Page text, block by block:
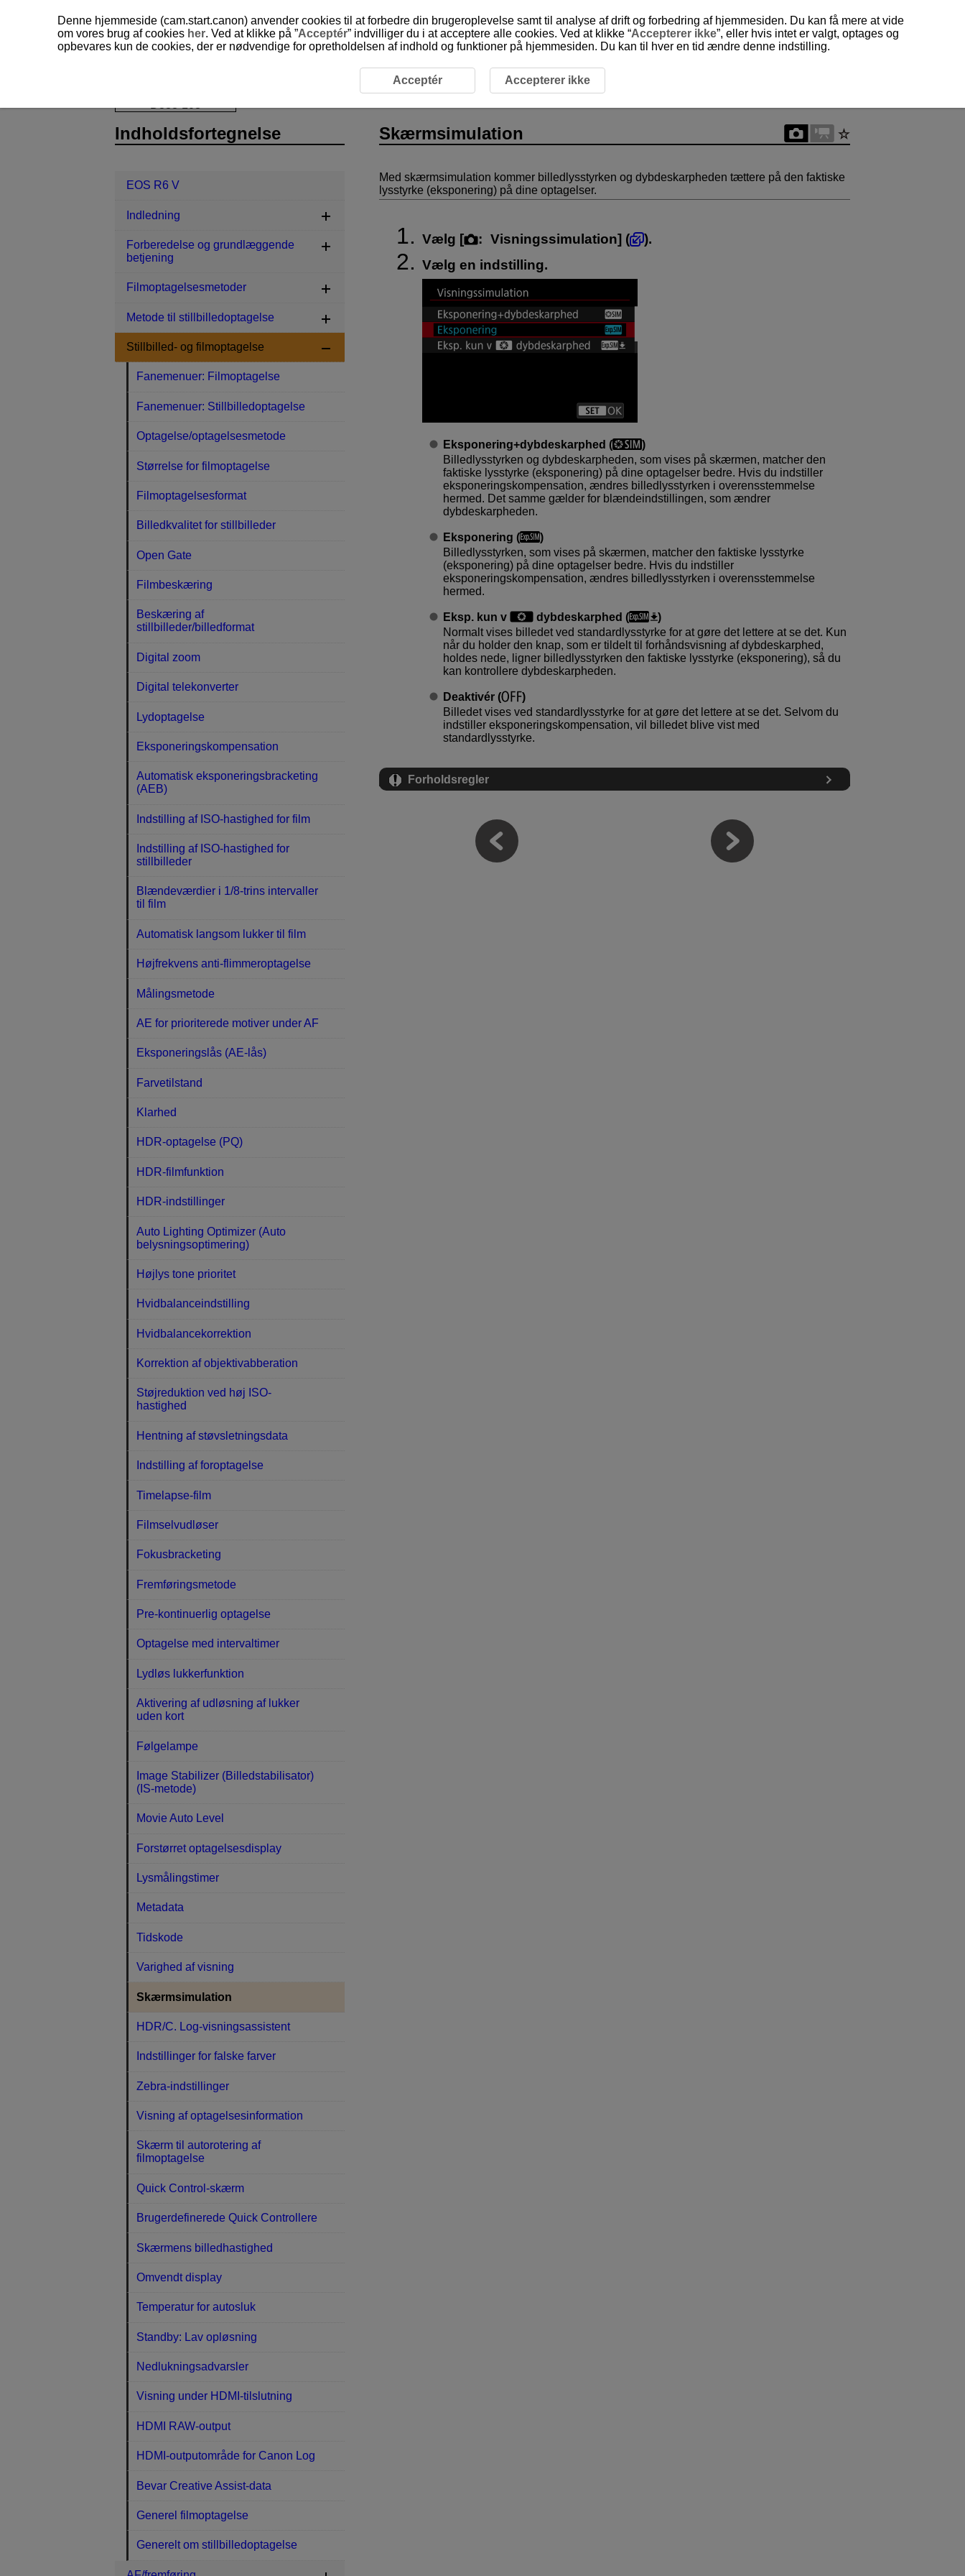
Skærmsimulation
Skærmsimulation
Med skærmsimulation kommer billedlysstyrken og dybdeskarpheden tættere på den faktiske
lysstyrke (eksponering) på dine optagelser.
Vælg [ : Visningssimulation] (
).
Vælg en indstilling.
Eksponering+dybdeskarphed (
)
Billedlysstyrken og dybdeskarpheden, som vises på skærmen, matcher den
faktiske lysstyrke (eksponering) på dine optagelser bedre. Hvis du indstiller
eksponeringskompensation, ændres billedlysstyrken i overensstemmelse
hermed. Det samme gælder for blændeindstillingen, som ændrer
dybdeskarpheden.
Eksponering (
)
Billedlysstyrken, som vises på skærmen, matcher den faktiske lysstyrke
(eksponering) på dine optagelser bedre. Hvis du indstiller
eksponeringskompensation, ændres billedlysstyrken i overensstemmelse
hermed.
Eksp. kun v dybdeskarphed (
)
Normalt vises billedet ved standardlysstyrke for at gøre det lettere at se det. Kun
når du holder den knap, som er tildelt til forhåndsvisning af dybdeskarphed,
holdes nede, ligner billedlysstyrken den faktiske lysstyrke (eksponering), så du
kan kontrollere dybdeskarpheden.
Deaktivér(
)
Billedet vises ved standardlysstyrke for at gøre det lettere at se det. Selvom du
indstiller eksponeringskompensation, vil billedet blive vist med
standardlysstyrke.
Forholdsregler
Indholdsfortegnelse
EOS R6 V
Indledning
Forberedelse og grundlæggende
betjening
Filmoptagelsesmetoder
Metode til stillbilledoptagelse
Stillbilled- og filmoptagelse
Fanemenuer: Filmoptagelse
Fanemenuer: Stillbilledoptagelse
Optagelse/optagelsesmetode
Størrelse for filmoptagelse
Filmoptagelsesformat
Billedkvalitet for stillbilleder
Open Gate
Filmbeskæring
Beskæring af
stillbilleder/billedformat
Digital zoom
Digital telekonverter
Lydoptagelse
Eksponeringskompensation
Automatisk eksponeringsbracketing
(AEB)
Indstilling af ISO-hastighed for film
Indstilling af ISO-hastighed for
stillbilleder
Blændeværdier i 1/8-trins intervaller
til film
Automatisk langsom lukker til film
Højfrekvens anti-flimmeroptagelse
Målingsmetode
AE for prioriterede motiver under AF
Eksponeringslås (AE-lås)
Farvetilstand
Klarhed
HDR-optagelse (PQ)
HDR-filmfunktion
HDR-indstillinger
Auto Lighting Optimizer (Auto
belysningsoptimering)
Højlys tone prioritet
Hvidbalanceindstilling
Hvidbalancekorrektion
Korrektion af objektivabberation
Støjreduktion ved høj ISO-
hastighed
Hentning af støvsletningsdata
Indstilling af foroptagelse
Timelapse-film
Filmselvudløser
Fokusbracketing
Fremføringsmetode
Pre-kontinuerlig optagelse
Optagelse med intervaltimer
Lydløs lukkerfunktion
Aktivering af udløsning af lukker
uden kort
Følgelampe
Image Stabilizer (Billedstabilisator)
(IS-metode)
Movie Auto Level
Forstørret optagelsesdisplay
Lysmålingstimer
Metadata
Tidskode
Varighed af visning
Skærmsimulation
HDR/C. Log-visningsassistent
Indstillinger for falske farver
Zebra-indstillinger
Visning af optagelsesinformation
Skærm til autorotering af
filmoptagelse
Quick Control-skærm
Brugerdefinerede Quick Controllere
Skærmens billedhastighed
Omvendt display
Temperatur for autosluk
Standby: Lav opløsning
Nedlukningsadvarsler
Visning under HDMI-tilslutning
HDMI RAW-output
HDMI-outputområde for Canon Log
Bevar Creative Assist-data
Generel filmoptagelse
Generelt om stillbilledoptagelse
Denne hjemmeside (cam.start.canon) anvender cookies til at forbedre din brugeroplevelse samt til analyse af drift og forbedring af hjemmesiden. Du kan få mere at vide
om vores brug af cookies her. Ved at klikke på ”Acceptér” indvilliger du i at acceptere alle cookies. Ved at klikke “Accepterer ikke”, eller hvis intet er valgt, optages og
opbevares kun de cookies, der er nødvendige for opretholdelsen af indhold og funktioner på hjemmesiden. Du kan til hver en tid ændre denne indstilling.
Acceptér Accepterer ikke